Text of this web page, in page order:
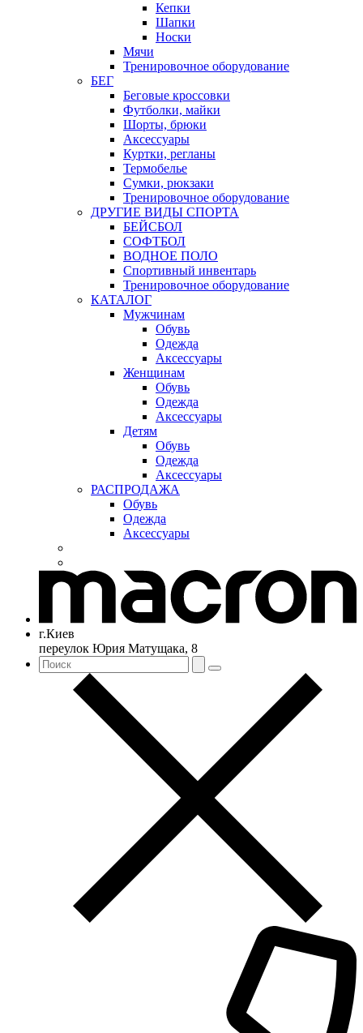
Кепки
Шапки
Носки
Мячи
Тренировочное оборудование
БЕГ
Беговые кроссовки
Футболки, майки
Шорты, брюки
Аксессуары
Куртки, регланы
Термобелье
Сумки, рюкзаки
Тренировочное оборудование
ДРУГИЕ ВИДЫ СПОРТА
БЕЙСБОЛ
СОФТБОЛ
ВОДНОЕ ПОЛО
Спортивный инвентарь
Тренировочное оборудование
КАТАЛОГ
Мужчинам
Обувь
Одежда
Аксессуары
Женщинам
Обувь
Одежда
Аксессуары
Детям
Обувь
Одежда
Аксессуары
РАСПРОДАЖА
Обувь
Одежда
Аксессуары
г.Киев
переулок Юрия Матущака, 8